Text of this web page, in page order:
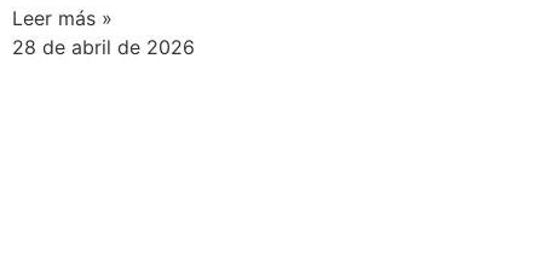
Leer más »
28 de abril de 2026